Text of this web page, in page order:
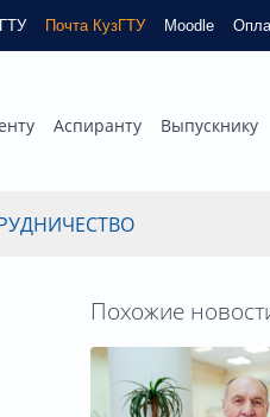
Почта КузГТУ Moodle
Аспиранту Выпускнику
Похожие